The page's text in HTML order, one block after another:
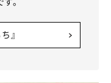
』